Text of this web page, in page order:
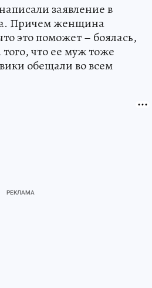
заявление в
Причем женщина
это поможет – боялась,
того, что ее муж тоже
обещали во всем